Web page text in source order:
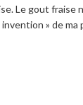
Le gout fraise
» de ma